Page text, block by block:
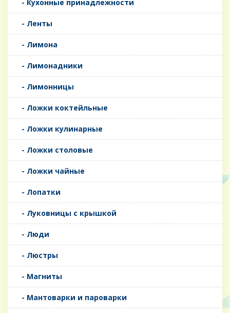
- Кухонные принадлежности
- Ленты
- Лимона
- Лимонадники
- Лимонницы
- Ложки коктейльные
- Ложки кулинарные
- Ложки столовые
- Ложки чайные
- Лопатки
- Луковницы с крышкой
- Люди
- Люстры
- Магниты
- Мантоварки и пароварки